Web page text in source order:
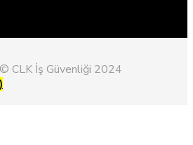
CLK İş Güvenliği 2024